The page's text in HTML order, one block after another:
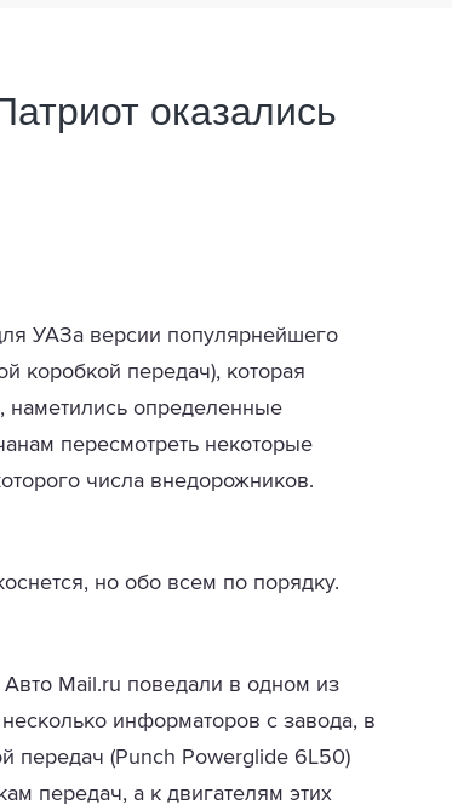
оказались
УАЗа версии популярнейшего
коробкой передач), которая
наметились определенные
пересмотреть некоторые
числа внедорожников.
но обо всем по порядку.
Mail.ru поведали в одном из
информаторов с завода, в
передач (Punch Powerglide 6L50)
передач, а к двигателям этих